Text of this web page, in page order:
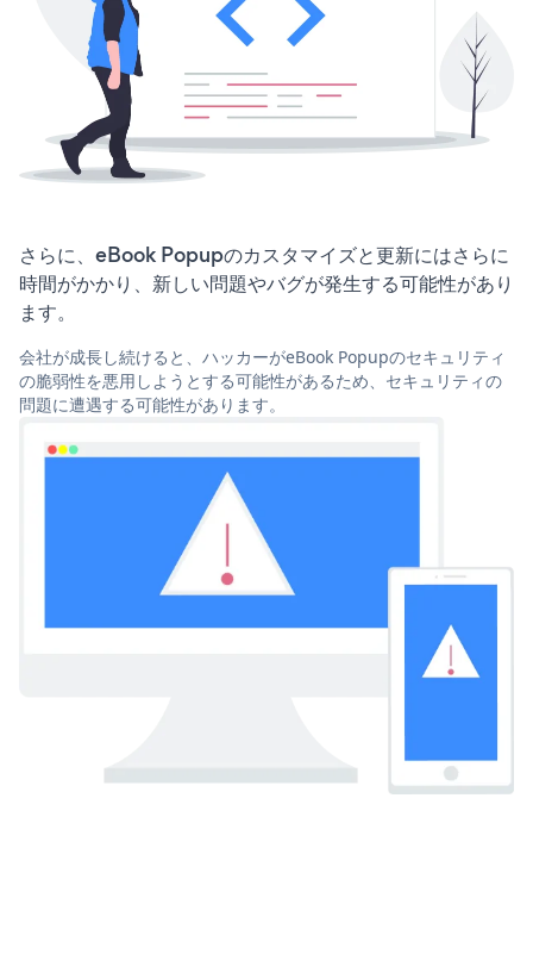
さらに、eBook Popupのカスタマイズと更新にはさらに
時間がかかり、新しい問題やバグが発生する可能性があり
ます。
会社が成長し続けると、ハッカーがeBook Popupのセキュリティ
の脆弱性を悪用しようとする可能性があるため、セキュリティの
問題に遭遇する可能性があります。